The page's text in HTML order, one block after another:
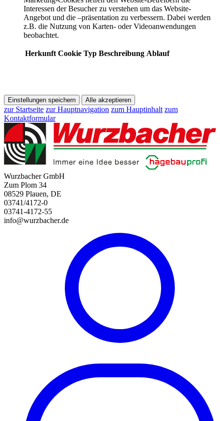
Interessen der Besucher zu verstehen um das Website-
Angebot und die –präsentation zu verbessern. Dabei werden
z.B. die Nutzung von Karten- oder Videoanwendungen
beobachtet.
Herkunft Cookie Typ Beschreibung Ablauf
Einstellungen speichern Alle akzeptieren
zur Startseite zur Hauptnavigation zum Hauptinhalt zum
Kontaktformular
Wurzbacher GmbH
Zum Plom 34
08529 Plauen, DE
03741/4172-0
03741-4172-55
info@wurzbacher.de